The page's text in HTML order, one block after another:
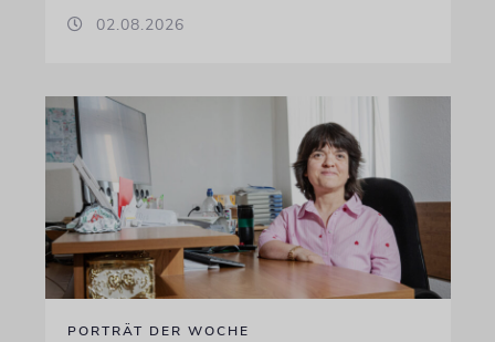
02.08.2026
PORTRÄT DER WOCHE